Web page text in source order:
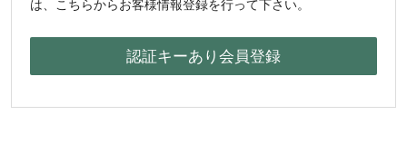
は、こちらからお客様情報登録を行って下さい。